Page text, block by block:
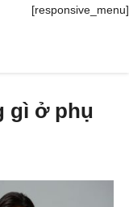
[responsive_menu]
gì ở phụ